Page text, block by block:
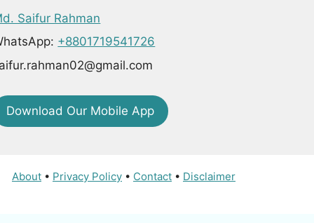
Saifur Rahman
+8801719541726
Download Our Mobile App
About • Privacy Policy • Contact • Disclaimer